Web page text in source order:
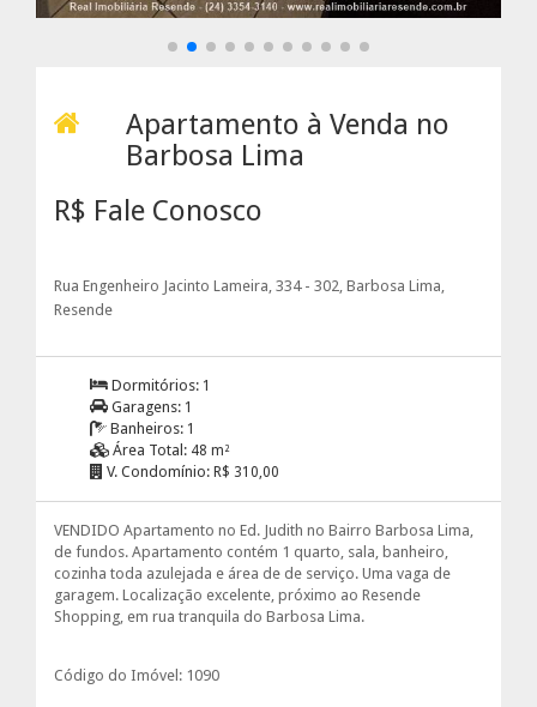
Apartamento à Venda no
Barbosa Lima
R$ Fale Conosco
Rua Engenheiro Jacinto Lameira, 334 - 302, Barbosa Lima,
Resende
Dormitórios: 1
Garagens: 1
Banheiros: 1
Área Total: 48 m²
V. Condomínio: R$ 310,00
VENDIDO Apartamento no Ed. Judith no Bairro Barbosa Lima,
de fundos. Apartamento contém 1 quarto, sala, banheiro,
cozinha toda azulejada e área de de serviço. Uma vaga de
garagem. Localização excelente, próximo ao Resende
Shopping, em rua tranquila do Barbosa Lima.
Código do Imóvel: 1090